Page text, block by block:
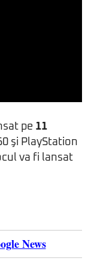
pe 11
şi PlayStation
va fi lansat
News